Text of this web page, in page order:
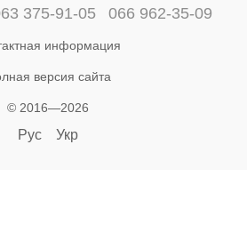
375-91-05 066 962-35-09
информация
версия сайта
© 2016—2026
Рус Укр